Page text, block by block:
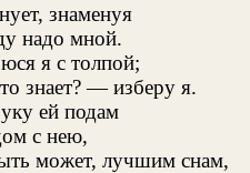
знаменуя
надо мной.
я с толпой;
знает? — изберу я.
ей подам
с нею,
может, лучшим снам,